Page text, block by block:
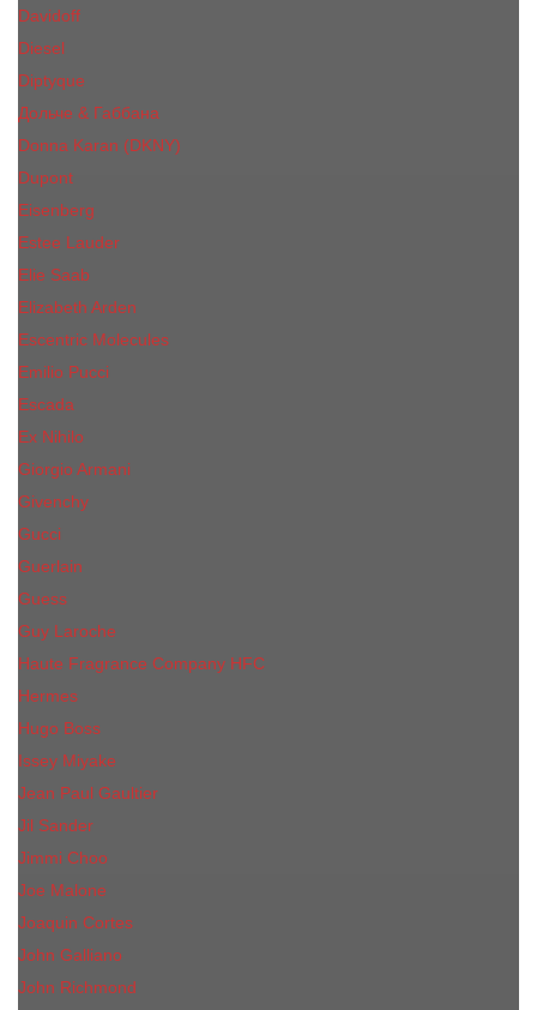
Davidoff
Diesel
Diptyque
Дольче & Габбана
Donna Karan (DKNY)
Dupont
Eisenberg
Еsteе Lаudеr
Elie Saab
Elizabeth Arden
Escentric Molecules
Emilio Pucci
Escada
Ex Nihilo
Giorgio Armani
Givenchy
Gucci
Guerlain
Guess
Guy Laroche
Haute Fragrance Company HFC
Hermes
Hugo Boss
Issey Miyake
Jean Paul Gaultier
Jil Sander
Jimmi Choo
Jое Malоnе
Joaquin Cortes
John Galliano
John Richmond